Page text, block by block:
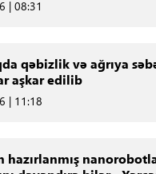
| 08:31
qəbizlik və ağrıya
aşkar edilib
| 11:18
hazırlanmış